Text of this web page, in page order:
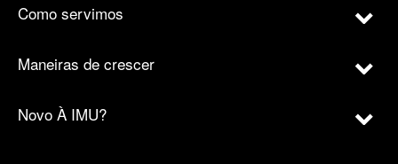
Como servimos
Maneiras de crescer
Novo À IMU?